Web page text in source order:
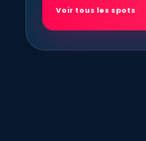
Voir tous les spots